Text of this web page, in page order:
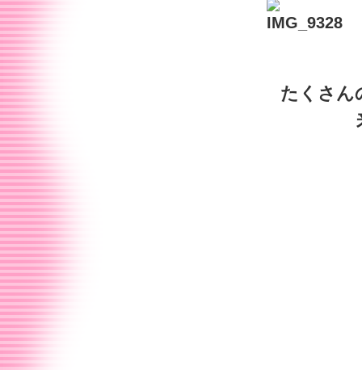
たくさん